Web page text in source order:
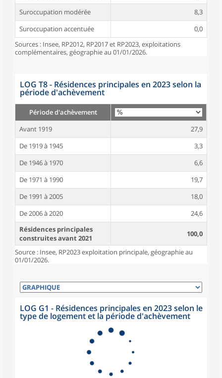
Suroccupation modérée
8,3
Suroccupation accentuée
0,0
Sources : Insee, RP2012, RP2017 et RP2023, exploitations
complémentaires, géographie au 01/01/2026.
LOG T8 - Résidences principales en 2023 selon la
période d'achèvement
Période d'achèvement
Avant 1919
27,9
De 1919 à 1945
3,3
De 1946 à 1970
6,6
De 1971 à 1990
19,7
De 1991 à 2005
18,0
De 2006 à 2020
24,6
Résidences principales
construites avant 2021
100,0
Source : Insee, RP2023 exploitation principale, géographie au
01/01/2026.
LOG G1 - Résidences principales en 2023 selon le
type de logement et la période d'achèvement